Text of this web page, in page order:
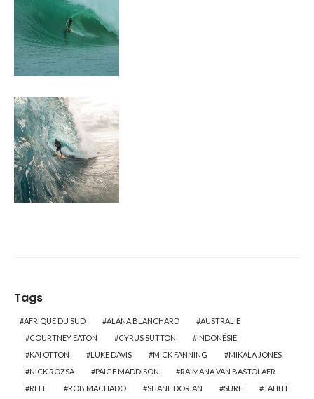
Tags
AFRIQUE DU SUD ALANA BLANCHARD
AUSTRALIE
COURTNEY EATON
CYRUS SUTTON
INDONÉSIE
KAI OTTON
LUKE DAVIS MICK FANNING
MIKALA JONES
NICK ROZSA
PAIGE MADDISON
RAIMANA VAN BASTOLAER
REEF
ROB MACHADO SHANE DORIAN SURF TAHITI